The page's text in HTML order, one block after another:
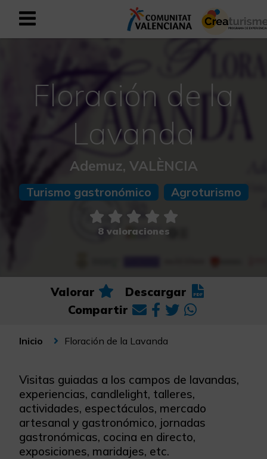
Registrarse como usuario
Español
Mediterráneo Activo-Deportivo
Mediterráneo Cultural
Mediterráneo Natural-Rural
Experiencias en otoño
Experiencias Semana Santa
Floración de la
Lavanda
Ademuz, VALÈNCIA
Turismo gastronómico Agroturismo
8 valoraciones
Valorar
Descargar
Compartir
Inicio Floración de la Lavanda
Visitas guiadas a los campos de lavandas,
experiencias, candlelight, talleres,
actividades, espectáculos, mercado
artesanal y gastronómico, jornadas
gastronómicas, cocina en directo,
exposiciones, maridajes, etc.